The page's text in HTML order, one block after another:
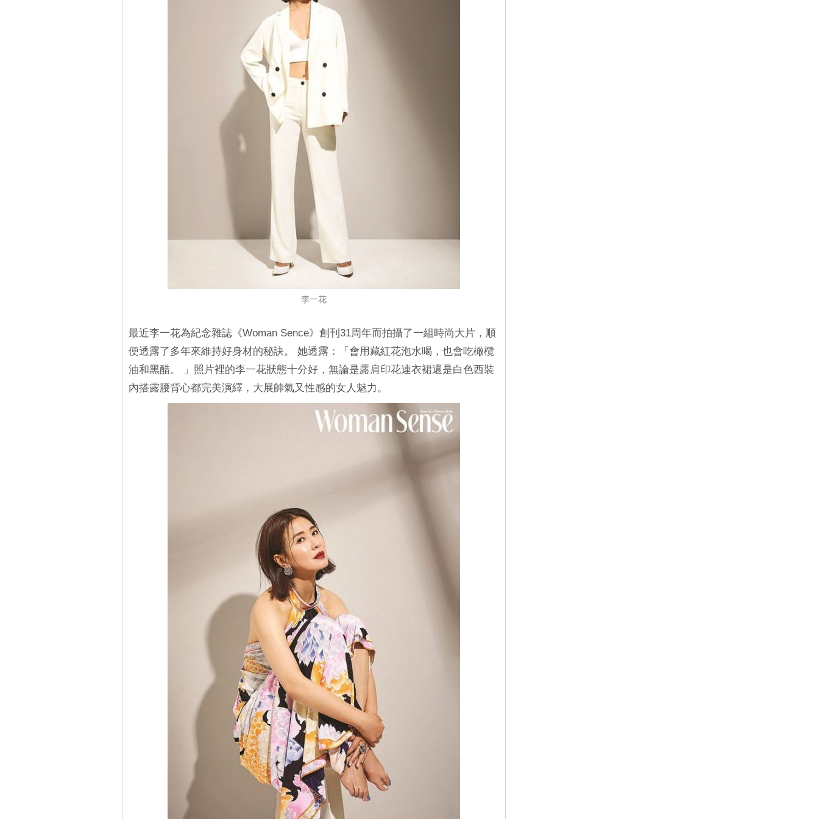
李一花
最近李一花為紀念雜誌《Woman Sence》創刊31周年而拍攝了一組時尚大片，順
便透露了多年來維持好身材的秘訣。 她透露：「會用藏紅花泡水喝，也會吃橄欖
油和黑醋。 」照片裡的李一花狀態十分好，無論是露肩印花連衣裙還是白色西裝
內搭露腰背心都完美演繹，大展帥氣又性感的女人魅力。